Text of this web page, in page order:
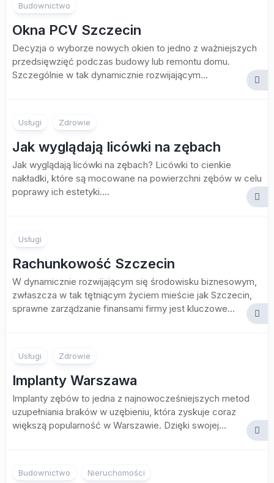
Budownictwo
Okna PCV Szczecin
Decyzja o wyborze nowych okien to jedno z ważniejszych
przedsięwzięć podczas budowy lub remontu domu.
Szczególnie w tak dynamicznie rozwijającym...
Usługi Zdrowie
Jak wyglądają licówki na zębach
Jak wyglądają licówki na zębach? Licówki to cienkie
nakładki, które są mocowane na powierzchni zębów w celu
poprawy ich estetyki....
Usługi
Rachunkowość Szczecin
W dynamicznie rozwijającym się środowisku biznesowym,
zwłaszcza w tak tętniącym życiem mieście jak Szczecin,
sprawne zarządzanie finansami firmy jest kluczowe...
Usługi Zdrowie
Implanty Warszawa
Implanty zębów to jedna z najnowocześniejszych metod
uzupełniania braków w uzębieniu, która zyskuje coraz
większą popularność w Warszawie. Dzięki swojej...
Budownictwo Nieruchomości